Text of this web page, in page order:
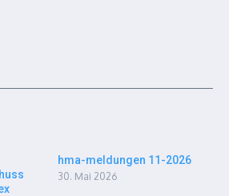
hma-meldungen 11-2026
30. Mai 2026